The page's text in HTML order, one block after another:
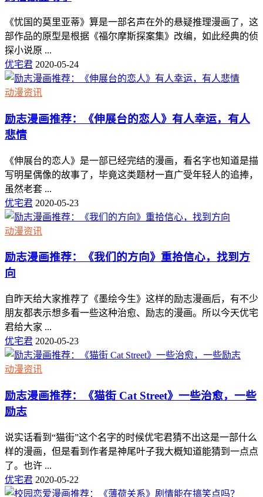
《忧国的莫里亚蒂》算是一部名声在外的悬疑推理漫画了，这
部作品的原型是根据《福尔摩斯探案集》改编，如此经典的侦
探小说原 ...
优宅君 2020-05-24
动漫资讯
励志漫画推荐：《伸展台的恋人》有人幸运，有人
悲情
《伸展台的恋人》是一部已经完结的漫画，看名字也知道是描
写明星偶像的故事了，毕竟这类题材一直广受年轻人的追捧，
虽然老套 ...
优宅君 2020-05-23
动漫资讯
励志漫画推荐：《我们的方向》重拾信心，找到方
向
自昨天给大家推荐了《墨绘今生》这样的励志漫画后，有不少
朋友都表示想多看一些这种治愈、励志的漫画。所以今天优宅
君给大家 ...
优宅君 2020-05-23
动漫资讯
励志漫画推荐：《猫街 Cat Street》一些治愈，一些
励志
说实话看到“猫街”这个名字的时候优宅君猜不出这是一部什么
样的漫画，但是看到作者是神尾叶子我大概知道能猜到一点点
了。也许 ...
优宅君 2020-05-22